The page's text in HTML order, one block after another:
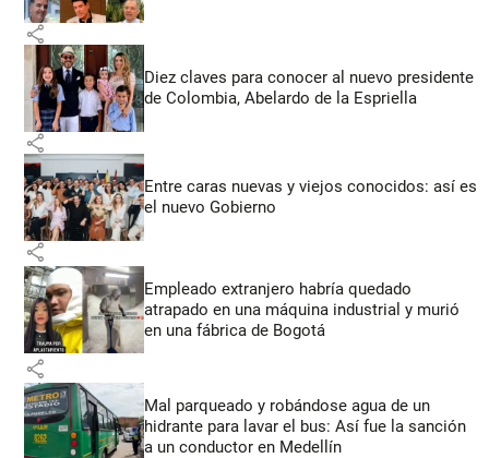
share
Diez claves para conocer al nuevo presidente
de Colombia, Abelardo de la Espriella
share
Entre caras nuevas y viejos conocidos: así es
el nuevo Gobierno
share
Empleado extranjero habría quedado
atrapado en una máquina industrial y murió
en una fábrica de Bogotá
share
Mal parqueado y robándose agua de un
hidrante para lavar el bus: Así fue la sanción
a un conductor en Medellín